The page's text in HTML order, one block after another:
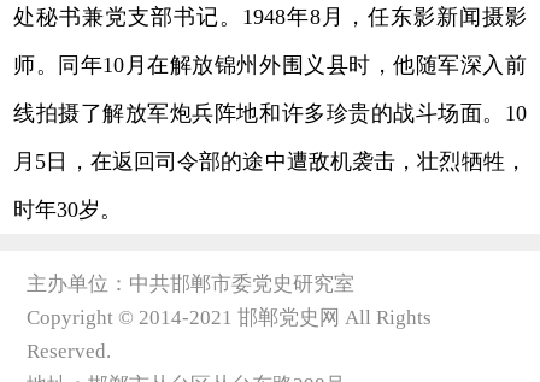
处秘书兼党支部书记。1948年8月，任东影新闻摄影
师。同年10月在解放锦州外围义县时，他随军深入前
线拍摄了解放军炮兵阵地和许多珍贵的战斗场面。10
月5日，在返回司令部的途中遭敌机袭击，壮烈牺牲，
时年30岁。
主办单位：中共邯郸市委党史研究室
Copyright © 2014-2021 邯郸党史网 All Rights
Reserved.